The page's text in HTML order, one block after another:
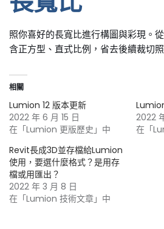
照你喜好的長寬比進行構圖與彩現。
含正方型、直式比例，省去後續裁切
相關
Lumion 12 版本更新
2022 年 6 月 15 日
在「Lumion 更版歷史」中
2022
在「
Revit長成3D並存檔給Lumion
使用，要選什麼格式？是用存
檔或用匯出？
2022 年 3 月 8 日
在「Lumion 技術文章」中